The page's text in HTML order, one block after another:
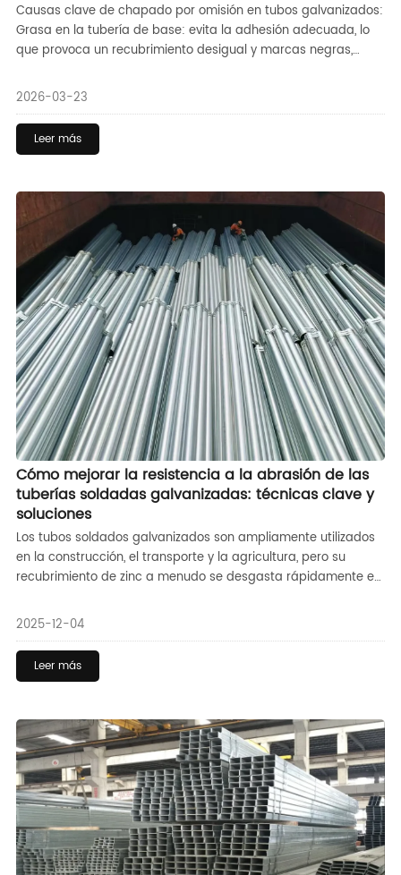
Causas clave de chapado por omisión en tubos galvanizados:
Grasa en la tubería de base: evita la adhesión adecuada, lo
que provoca un recubrimiento desigual y marcas negras,
bloquean el contacto con zinc, causando picaduras, manchas
pesadas o grasa-difíciles de eliminar, lo que resulta en placas
de omisión localizadas con bordes más suaves, arañazos y
superficies rugosas-contaminantes atrapados en ranuras,
galvanización insuficiente: conduce a problemas de fugas en
la tubería terminada,
2026-03-23
Leer más
Cómo mejorar la resistencia a la abrasión de las
tuberías soldadas galvanizadas: técnicas clave y
soluciones
Los tubos soldados galvanizados son ampliamente utilizados
en la construcción, el transporte y la agricultura, pero su
recubrimiento de zinc a menudo se desgasta rápidamente en
prácticos para mejorar su durabilidad, centrándose en las
actualizaciones de recubrimiento y las mejoras del material
de base,
2025-12-04
Leer más